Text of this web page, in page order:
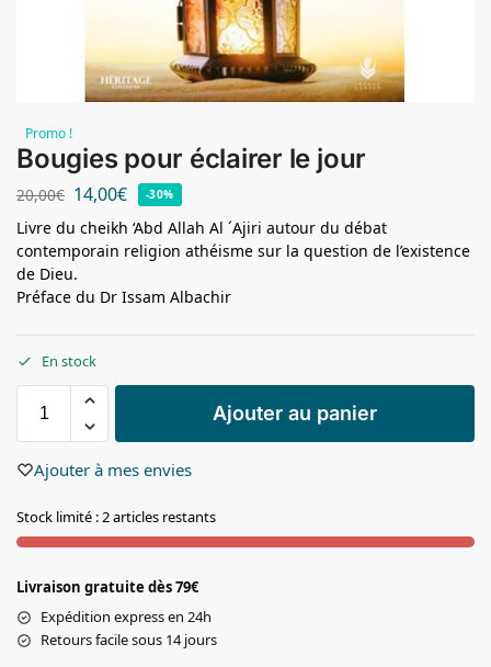
Promo !
Bougies pour éclairer le jour
20,00€ 14,00€ -30%
Livre du cheikh ‘Abd Allah Al ´Ajiri autour du débat
contemporain religion athéisme sur la question de l’existence
de Dieu.
Préface du Dr Issam Albachir
En stock
Ajouter au panier
Ajouter à mes envies
Stock limité : 2 articles restants
Livraison gratuite dès 79€
Expédition express en 24h
Retours facile sous 14 jours